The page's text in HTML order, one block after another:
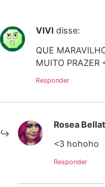
VIVI disse:
QUE
MUITO PRAZER
Responder
Rosea
<3 hohoho
Responder